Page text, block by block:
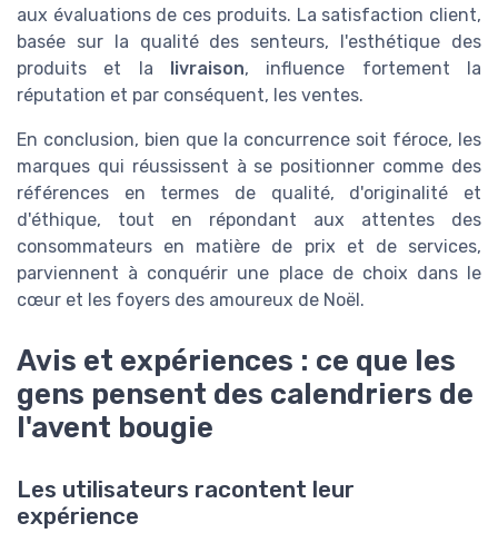
aux évaluations de ces produits. La satisfaction client,
basée sur la qualité des senteurs, l'esthétique des
produits et la
livraison, influence fortement la
réputation et par conséquent, les ventes.
En conclusion, bien que la concurrence soit féroce, les
marques qui réussissent à se positionner comme des
références en termes de qualité, d'originalité et
d'éthique, tout en répondant aux attentes des
consommateurs en matière de prix et de services,
parviennent à conquérir une place de choix dans le
cœur et les foyers des amoureux de Noël.
Avis et expériences : ce que les
gens pensent des calendriers de
l'avent bougie
Les utilisateurs racontent leur
expérience